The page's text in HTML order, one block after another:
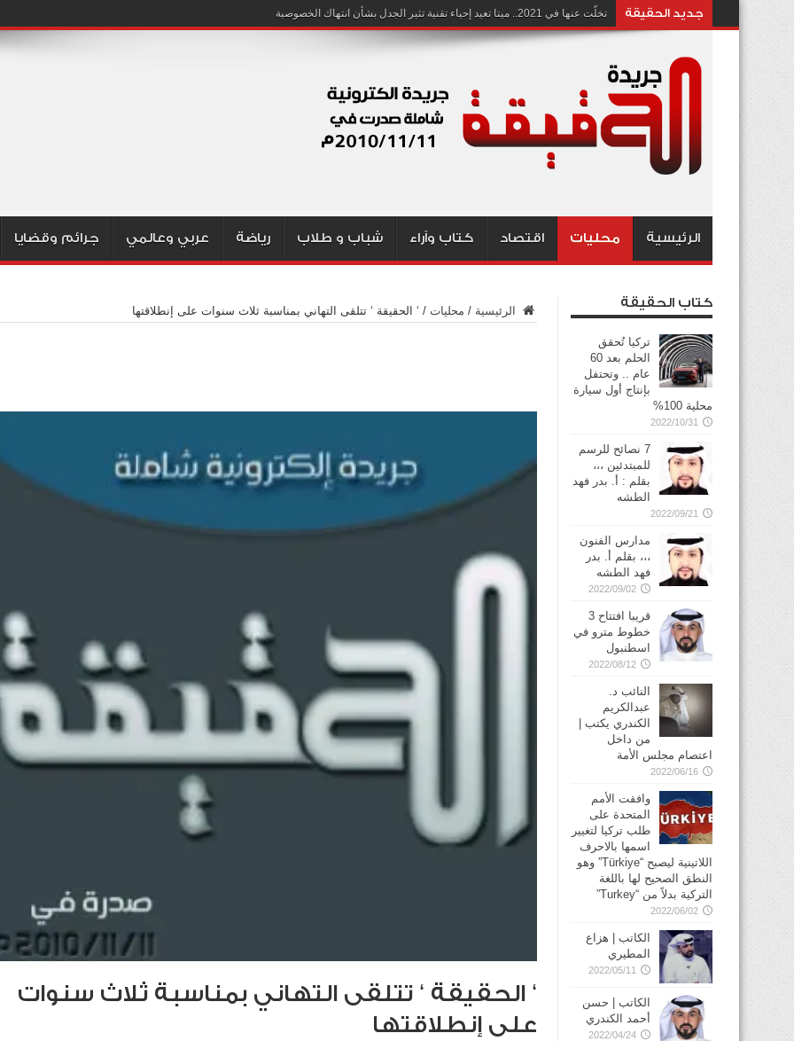
جديد الحقيقة تخلّت عنها في 2021.. ميتا تعيد إحياء تقنية تثير الجدل بشأن انتهاك الخصوصية
الرئيسية محليات اقتصاد كتاب وآراء شباب و طلاب رياضة عربي وعالمي جرائم وقضايا
الرئيسية / محليات / ‘ الحقيقة ‘ تتلقى التهاني بمناسبة ثلاث سنوات على إنطلاقتها
‘ الحقيقة ‘ تتلقى التهاني بمناسبة ثلاث سنوات
على إنطلاقتها
كتاب الحقيقة
تركيا تُحقق
الحلم بعد 60
عام .. وتحتفل
بإنتاج أول سيارة
محلية 100%
2022/10/31
7 نصائح للرسم
للمبتدئين ،،،
بقلم : أ. بدر فهد
الطشه
2022/09/21
مدارس الفنون
،،، بقلم أ. بدر
فهد الطشه
2022/09/02
قريبا افتتاح 3
خطوط مترو في
2022/08/12
النائب د.
عبدالكريم
الكندري يكتب |
من داخل
اعتصام مجلس الأمة
2022/06/16
وافقت الأمم
المتحدة على
طلب تركيا لتغيير
اسمها بالاحرف
اللاتينية ليصبح “Türkiye” وهو
النطق الصحيح لها باللغة
التركية بدلاً من “Turkey”
2022/06/02
الكاتب | هزاع
المطيري
2022/05/11
الكاتب | حسن
أحمد الكندري
2022/04/24